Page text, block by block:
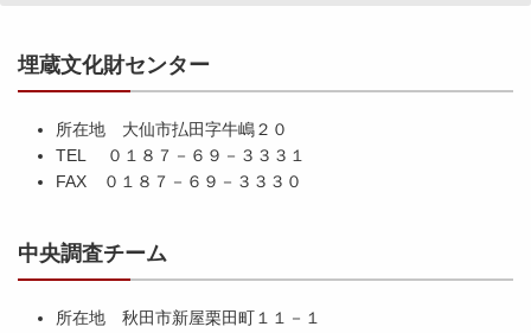
埋蔵文化財センター
所在地 大仙市払田字牛嶋２０
TEL ０１８７－６９－３３３１
FAX ０１８７－６９－３３３０
中央調査チーム
所在地 秋田市新屋栗田町１１－１